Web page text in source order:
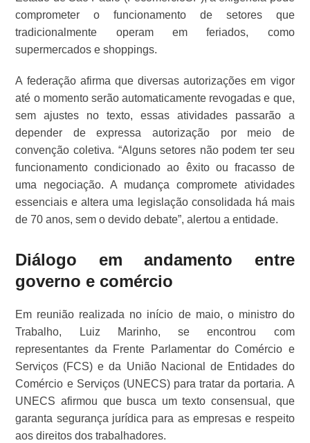
comprometer o funcionamento de setores que
tradicionalmente operam em feriados, como
supermercados e shoppings.
A federação afirma que diversas autorizações em vigor
até o momento serão automaticamente revogadas e que,
sem ajustes no texto, essas atividades passarão a
depender de expressa autorização por meio de
convenção coletiva. “Alguns setores não podem ter seu
funcionamento condicionado ao êxito ou fracasso de
uma negociação. A mudança compromete atividades
essenciais e altera uma legislação consolidada há mais
de 70 anos, sem o devido debate”, alertou a entidade.
Diálogo em andamento entre
governo e comércio
Em reunião realizada no início de maio, o ministro do
Trabalho, Luiz Marinho, se encontrou com
representantes da Frente Parlamentar do Comércio e
Serviços (FCS) e da União Nacional de Entidades do
Comércio e Serviços (UNECS) para tratar da portaria. A
UNECS afirmou que busca um texto consensual, que
garanta segurança jurídica para as empresas e respeito
aos direitos dos trabalhadores.